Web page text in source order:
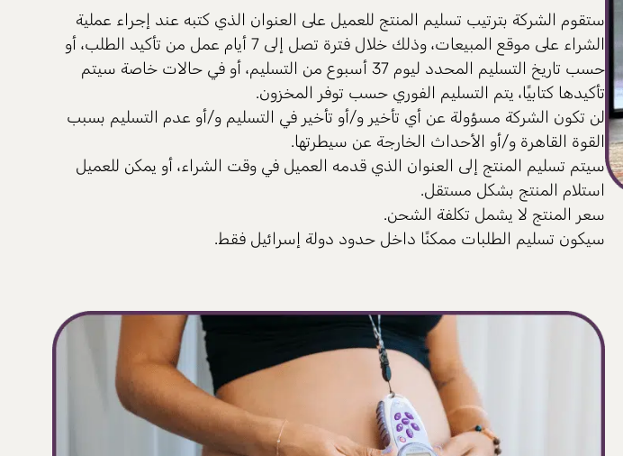
ستقوم الشركة بترتيب تسليم المنتج للعميل على العنوان الذي كتبه عند إجراء عملية
الشراء على موقع المبيعات، وذلك خلال فترة تصل إلى 7 أيام عمل من تأكيد الطلب، أو
حسب تاريخ التسليم المحدد ليوم 37 أسبوع من التسليم، أو في حالات خاصة سيتم
تأكيدها كتابيًا، يتم التسليم الفوري حسب توفر المخزون.
لن تكون الشركة مسؤولة عن أي تأخير و/أو تأخير في التسليم و/أو عدم التسليم بسبب
القوة القاهرة و/أو الأحداث الخارجة عن سيطرتها.
سيتم تسليم المنتج إلى العنوان الذي قدمه العميل في وقت الشراء، أو يمكن للعميل
استلام المنتج بشكل مستقل.
سعر المنتج لا يشمل تكلفة الشحن.
سيكون تسليم الطلبات ممكنًا داخل حدود دولة إسرائيل فقط.